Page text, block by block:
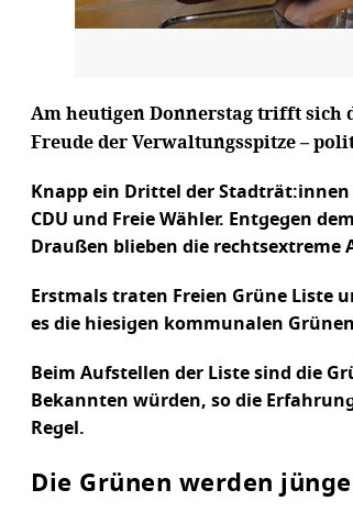
Am heutigen Donnerstag trifft sich
Freude der Verwaltungsspitze –
Knapp ein Drittel der
CDU und Freie Wähler. Entgegen
Draußen blieben die rechtsextreme
Erstmals traten Freien Grüne Liste
es die hiesigen kommunalen
Beim Aufstellen der Liste sind die
Bekannten würden, so die
Regel.
Die Grünen werden